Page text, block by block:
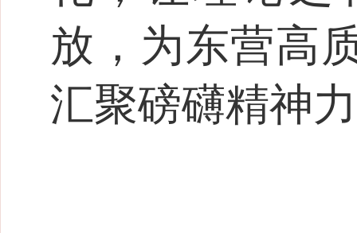
放，为东营高
汇聚磅礴精神